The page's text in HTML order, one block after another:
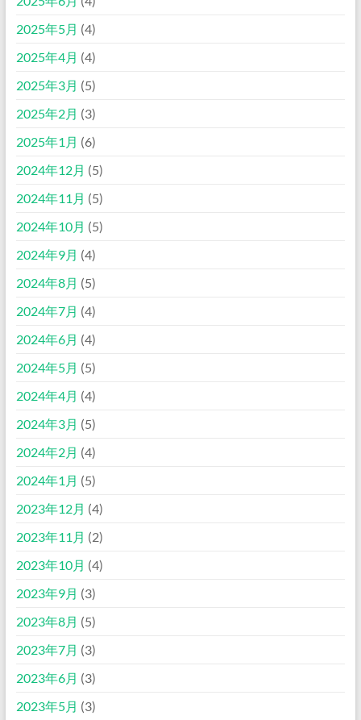
2025年5月 (4)
2025年4月 (4)
2025年3月 (5)
2025年2月 (3)
2025年1月 (6)
2024年12月 (5)
2024年11月 (5)
2024年10月 (5)
2024年9月 (4)
2024年8月 (5)
2024年7月 (4)
2024年6月 (4)
2024年5月 (5)
2024年4月 (4)
2024年3月 (5)
2024年2月 (4)
2024年1月 (5)
2023年12月 (4)
2023年11月 (2)
2023年10月 (4)
2023年9月 (3)
2023年8月 (5)
2023年7月 (3)
2023年6月 (3)
2023年5月 (3)